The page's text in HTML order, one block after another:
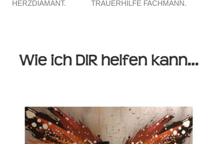
HERZDIAMANT. TRAUERHILFE FACHMANN.